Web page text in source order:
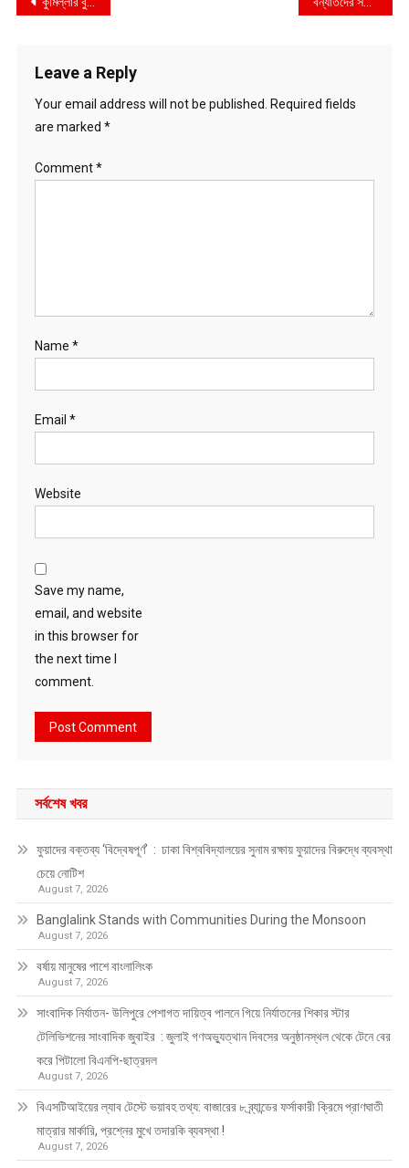
Leave a Reply
Your email address will not be published.
Required fields
are marked *
Comment*
Name *
Email *
Website
Save my name,
email, and website
in this browser for
the next time I
comment.
সর্বশেষ খবর
ফুয়াদের বক্তব্য ‘বিদ্বেষপূর্ণ’ : ঢাকা বিশ্ববিদ্যালয়ের সুনাম রক্ষায় ফুয়াদের বিরুদ্ধে ব্যবস্থা
চেয়ে নোটিশ
August 7, 2026
Banglalink Stands with Communities During the Monsoon
August 7, 2026
বর্ষায় মানুষের পাশে বাংলালিংক
August 7, 2026
সাংবাদিক নির্যাতন- উলিপুরে পেশাগত দায়িত্ব পালনে গিয়ে নির্যাতনের শিকার স্টার
টেলিভিশনের সাংবাদিক জুবাইর : জুলাই গণঅভ্যুত্থান দিবসের অনুষ্ঠানস্থল থেকে টেনে বের
করে পিটালো বিএনপি-ছাত্রদল
August 7, 2026
বিএসটিআইয়ের ল্যাব টেস্টে ভয়াবহ তথ্য: বাজারের ৮ ব্র্যান্ডের ফর্সাকারী ক্রিমে প্রাণঘাতী
মাত্রার মার্কারি, প্রশ্নের মুখে তদারকি ব্যবস্থা !
August 7, 2026